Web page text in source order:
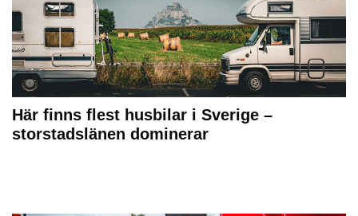
Här finns flest husbilar i Sverige –
storstadslänen dominerar